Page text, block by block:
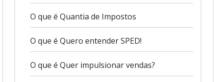
O que é Quantia de Impostos
O que é Quero entender SPED!
O que é Quer impulsionar vendas?